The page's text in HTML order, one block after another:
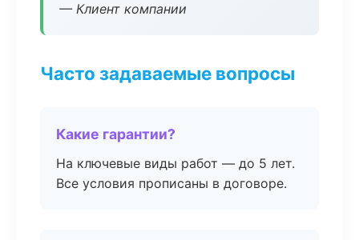
— Клиент компании
Часто задаваемые вопросы
Какие гарантии?
На ключевые виды работ — до 5 лет.
Все условия прописаны в договоре.